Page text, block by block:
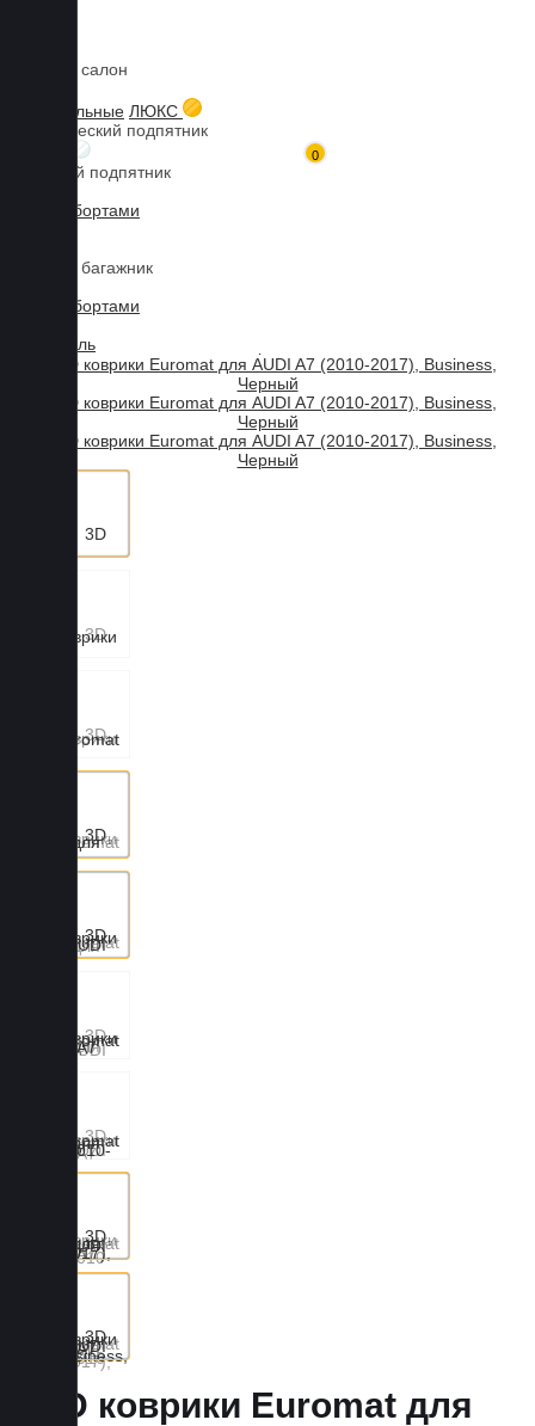
0
Коврики в салон
3D текстильные ЛЮКС
Металлический подпятник
Резиновый подпятник
3D Eva с бортами
Коврики в багажник
3D Eva с бортами
3D Текстиль
Главная Каталог товаров
3D коврики Euromat для